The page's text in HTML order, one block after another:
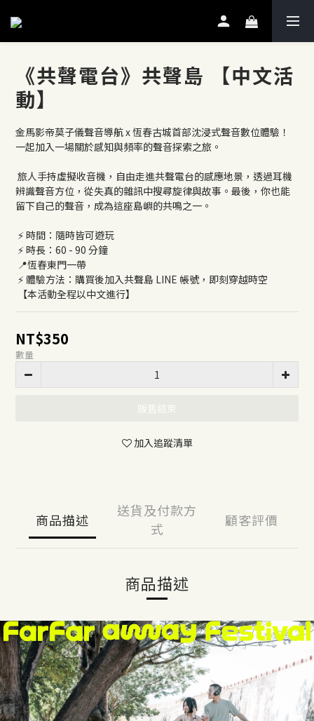
《共聲電台》共聲島 【中文活
動】
金馬影帝莫子儀聲音導航 x 恆春古城首部沈浸式聲音數位體驗！
一起加入一場關於感知與頻率的聲音探索之旅。
辨識聲音方位，從失真的雜訊中搜尋旋律與故事。最後，你也能
留下自己的聲音，成為這座島嶼的共鳴之一。
⚡️ 時間：隨時皆可遊玩
⚡️ 時長：60 - 90 分鐘
📍恆春東門一帶
⚡️ 體驗方法：購買後加入共聲島 LINE 帳號，即刻穿越時空
【本活動全程以中文進行】
NT$350
數量
加入追蹤清單
商品描述
送貨及付款方
式
顧客評價
商品描述